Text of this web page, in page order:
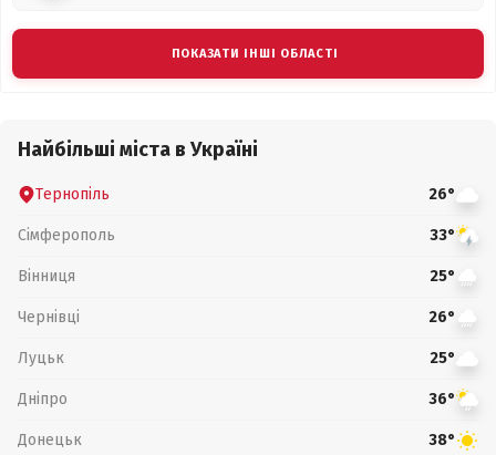
ПОКАЗАТИ ІНШІ ОБЛАСТІ
Найбільші міста в Україні
Тернопіль 26°
Сімферополь 33°
Вінниця 25°
Чернівці 26°
Луцьк 25°
Дніпро 36°
Донецьк 38°